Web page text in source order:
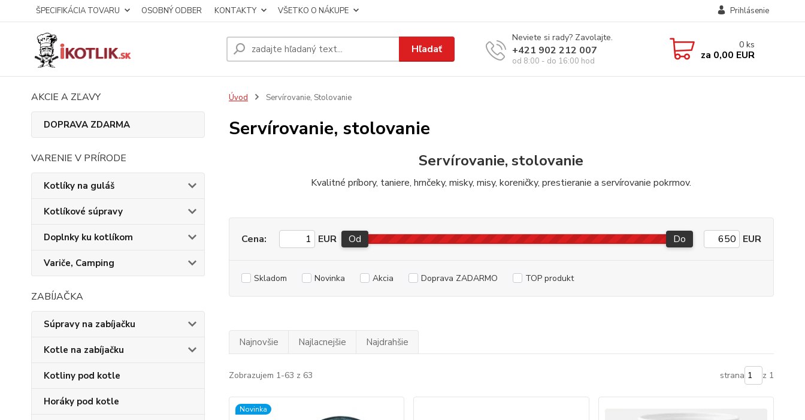
ŠPECIFIKÁCIA TOVARU OSOBNÝ ODBER KONTAKTY VŠETKO O NÁKUPE Prihlásenie
Hľadať
Neviete si rady? Zavolajte.
+421 902 212 007
od 8:00 - do 16:00 hod
0 ks
za 0,00 EUR
AKCIE A ZĽAVY
DOPRAVA ZDARMA
VARENIE V PRÍRODE
Kotlíky na guláš
Kotlíkové súpravy
Doplnky ku kotlíkom
Variče, Camping
ZABÍJAČKA
Súpravy na zabíjačku
Kotle na zabíjačku
Kotliny pod kotle
Horáky pod kotle
Úvod Servírovanie, Stolovanie
Servírovanie, stolovanie
Servírovanie, stolovanie
Kvalitné príbory, taniere, hrnčeky, misky, misy, koreničky, prestieranie a servírovanie pokrmov.
Cena: EUR Od Do EUR
Skladom Novinka Akcia Doprava ZADARMO TOP produkt
Najnovšie Najlacnejšie Najdrahšie
Zobrazujem 1-63 z 63 strana z 1
Novinka